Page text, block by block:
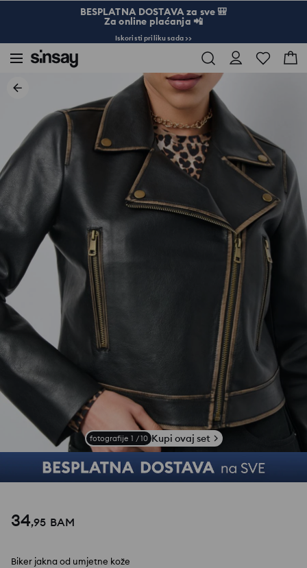
BESPLATNA DOSTAVA za sve 🎒
Za online plaćanja 📲
Iskoristi priliku sada >>
fotografije 1 /10 Kupi ovaj set
34,95 BAM
Biker jakna od umjetne kože